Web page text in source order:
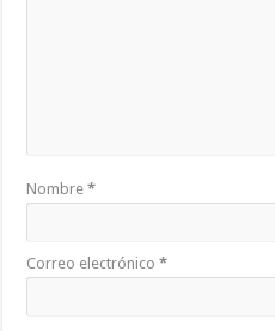
Nombre*
Correo electrónico*